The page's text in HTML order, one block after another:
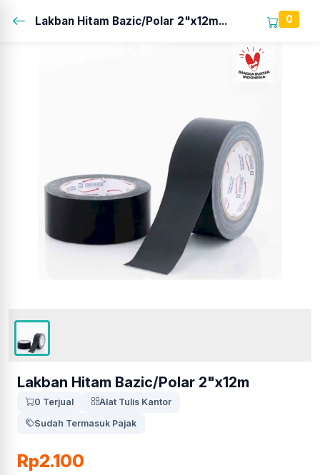
Lakban Hitam Bazic/Polar 2"x12m... 0
Lakban Hitam Bazic/Polar 2"x12m
0 Terjual
Alat Tulis Kantor
Sudah Termasuk Pajak
Rp2.100